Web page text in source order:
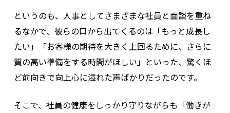
というのも、人事としてさまざまな社員と面談を重ね
るなかで、彼らの口から出てくるのは「もっと成長し
たい」「お客様の期待を大きく上回るために、さらに
質の高い準備をする時間がほしい」といった、驚くほ
ど前向きで向上心に溢れた声ばかりだったのです。
そこで、社員の健康をしっかり守りながらも「働きが